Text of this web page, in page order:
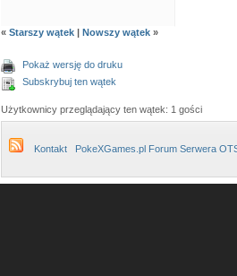
« Starszy wątek | Nowszy wątek »
Pokaż wersję do druku
Subskrybuj ten wątek
Użytkownicy przeglądający ten wątek: 1 gości
Kontakt PokeXGames.pl Forum Serwera